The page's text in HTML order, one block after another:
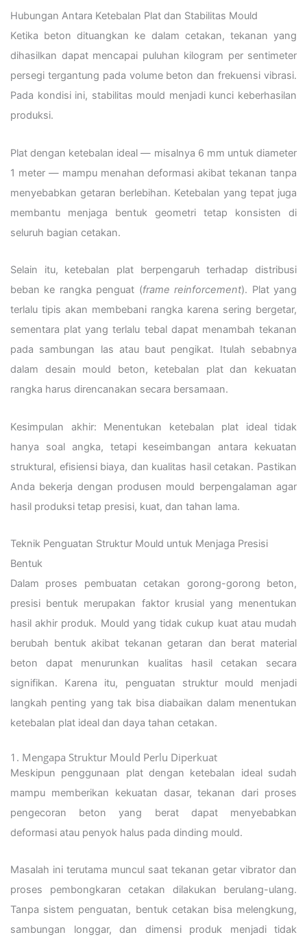
Hubungan Antara Ketebalan Plat dan Stabilitas Mould
Ketika beton dituangkan ke dalam cetakan, tekanan yang
dihasilkan dapat mencapai puluhan kilogram per sentimeter
persegi tergantung pada volume beton dan frekuensi vibrasi.
Pada kondisi ini, stabilitas mould menjadi kunci keberhasilan
produksi.
Plat dengan ketebalan ideal — misalnya 6 mm untuk diameter
1 meter — mampu menahan deformasi akibat tekanan tanpa
menyebabkan getaran berlebihan. Ketebalan yang tepat juga
membantu menjaga bentuk geometri tetap konsisten di
seluruh bagian cetakan.
Selain itu, ketebalan plat berpengaruh terhadap distribusi
beban ke rangka penguat (frame reinforcement). Plat yang
terlalu tipis akan membebani rangka karena sering bergetar,
sementara plat yang terlalu tebal dapat menambah tekanan
pada sambungan las atau baut pengikat. Itulah sebabnya
dalam desain mould beton, ketebalan plat dan kekuatan
rangka harus direncanakan secara bersamaan.
Kesimpulan akhir: Menentukan ketebalan plat ideal tidak
hanya soal angka, tetapi keseimbangan antara kekuatan
struktural, efisiensi biaya, dan kualitas hasil cetakan. Pastikan
Anda bekerja dengan produsen mould berpengalaman agar
hasil produksi tetap presisi, kuat, dan tahan lama.
Teknik Penguatan Struktur Mould untuk Menjaga Presisi
Bentuk
Dalam proses pembuatan cetakan gorong-gorong beton,
presisi bentuk merupakan faktor krusial yang menentukan
hasil akhir produk. Mould yang tidak cukup kuat atau mudah
berubah bentuk akibat tekanan getaran dan berat material
beton dapat menurunkan kualitas hasil cetakan secara
signifikan. Karena itu, penguatan struktur mould menjadi
langkah penting yang tak bisa diabaikan dalam menentukan
ketebalan plat ideal dan daya tahan cetakan.
1. Mengapa Struktur Mould Perlu Diperkuat
Meskipun penggunaan plat dengan ketebalan ideal sudah
mampu memberikan kekuatan dasar, tekanan dari proses
pengecoran beton yang berat dapat menyebabkan
deformasi atau penyok halus pada dinding mould.
Masalah ini terutama muncul saat tekanan getar vibrator dan
proses pembongkaran cetakan dilakukan berulang-ulang.
Tanpa sistem penguatan, bentuk cetakan bisa melengkung,
sambungan longgar, dan dimensi produk menjadi tidak